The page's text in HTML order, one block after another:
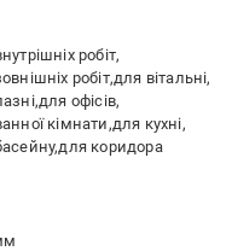
робіт
робіт для вітальні
для офісів
кімнати для кухні
для коридора